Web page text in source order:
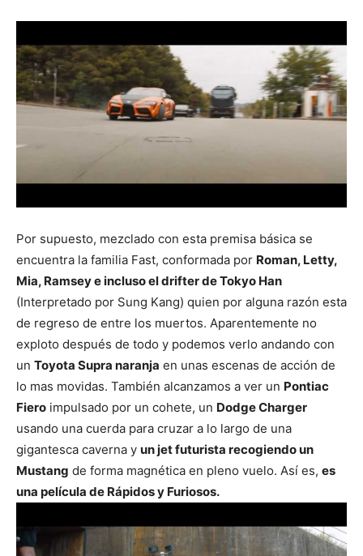
Por supuesto, mezclado con esta premisa básica se
encuentra la familia Fast, conformada por Roman, Letty,
Mia, Ramsey e incluso el drifter de Tokyo Han
(Interpretado por Sung Kang) quien por alguna razón esta
de regreso de entre los muertos. Aparentemente no
exploto después de todo y podemos verlo andando con
un Toyota Supra naranja en unas escenas de acción de
lo mas movidas. También alcanzamos a ver un Pontiac
Fiero impulsado por un cohete, un Dodge Charger
usando una cuerda para cruzar a lo largo de una
gigantesca caverna y un jet futurista recogiendo un
Mustang de forma magnética en pleno vuelo. Así es, es
una película de Rápidos y Furiosos.